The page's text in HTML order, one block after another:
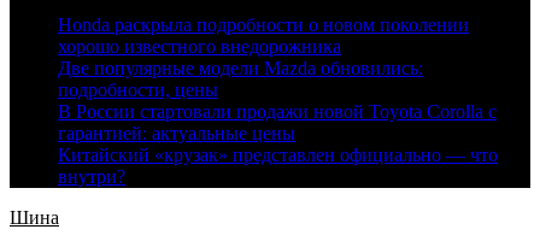
Honda раскрыла подробности о новом поколении
хорошо известного внедорожника
Две популярные модели Mazda обновились:
подробности, цены
В России стартовали продажи новой Toyota Corolla с
гарантией: актуальные цены
Китайский «крузак» представлен официально — что
внутри?
Шина